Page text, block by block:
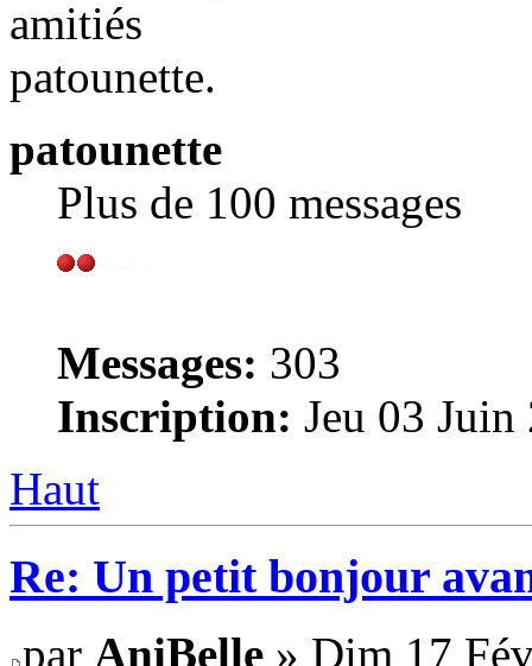
amitiés
patounette.
patounette
Plus de 100 messages
Messages: 303
Inscription: Jeu 03
Haut
Re: Un petit bonjour
par AniBelle » Dim 17